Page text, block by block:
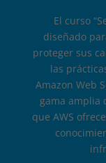
El curso
diseñado
proteger sus
las
Amazon Web
gama amplia
que AWS